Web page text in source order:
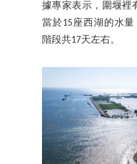
據專家表示，圍堰裡
當於15座西湖的水
階段共17天左右。